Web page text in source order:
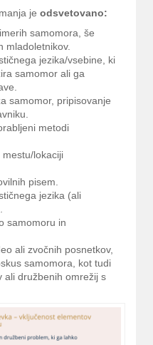
jeodsvetovano:
samomora, še
mladoletnikov.
jezika/vsebine, ki
samomor ali ga
samomor, pripisovanje
metodi
lokaciji
pisem.
jezika (ali
samomoru in
ali zvočnih posnetkov,
samomora, kot tudi
ali družbenih omrežij s